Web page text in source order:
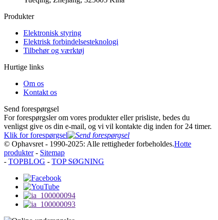
Produkter
Elektronisk styring
Elektrisk forbindelsesteknologi
Tilbehør og værktøj
Hurtige links
Om os
Kontakt os
Send forespørgsel
For forespørgsler om vores produkter eller prisliste, bedes du
venligst give os din e-mail, og vi vil kontakte dig inden for 24 timer.
Klik for forespørgsel
© Ophavsret - 1990-2025: Alle rettigheder forbeholdes.Hotte
produkter- Sitemap
- TOPBLOG - TOP SØGNING